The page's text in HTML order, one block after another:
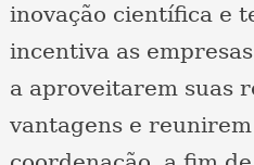
inovação científica e
incentiva as
a aproveitarem suas
vantagens e